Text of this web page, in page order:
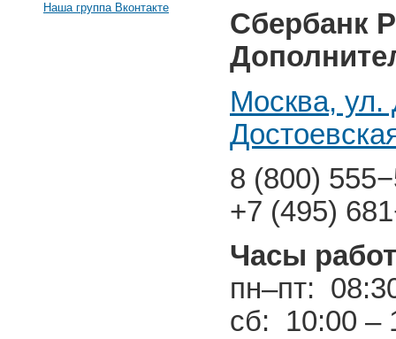
Наша группа Вконтакте
Сбербанк
Москва, ул.
8 (800)
+7 (495)
Часы
пн–пт:
сб: 10:00 –